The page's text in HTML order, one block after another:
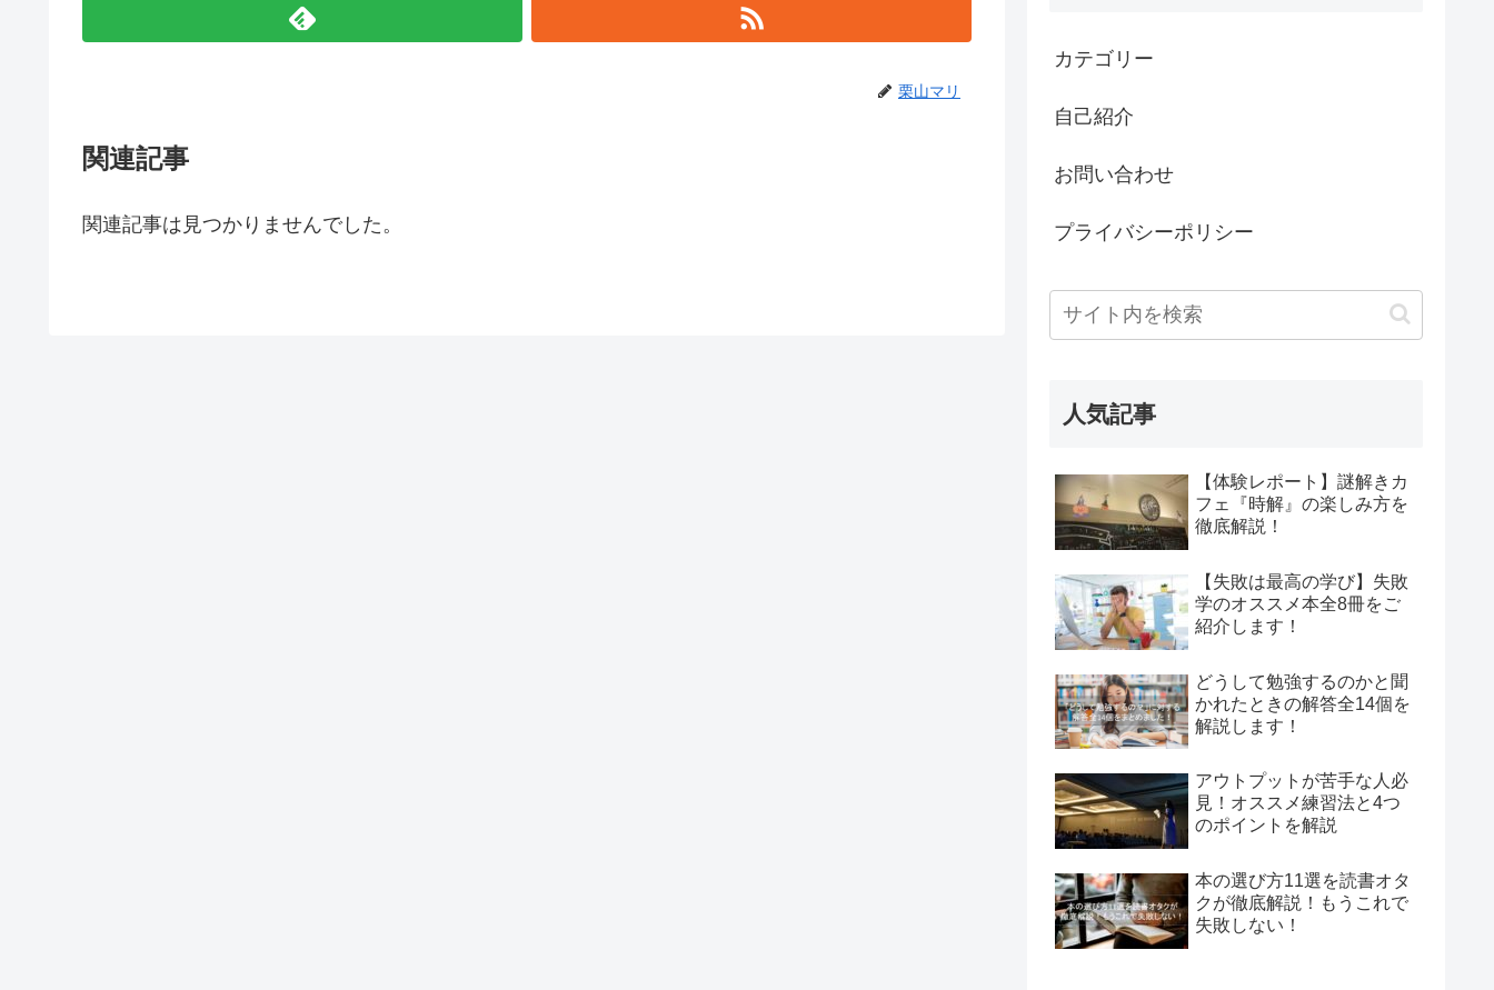
栗山マリ
関連記事
関連記事は見つかりませんでした。
カテゴリー
自己紹介
お問い合わせ
プライバシーポリシー
人気記事
【体験レポート】謎解きカ
フェ『時解』の楽しみ方を
徹底解説！
【失敗は最高の学び】失敗
学のオススメ本全8冊をご
紹介します！
どうして勉強するのかと聞
かれたときの解答全14個を
解説します！
アウトプットが苦手な人必
見！オススメ練習法と4つ
のポイントを解説
本の選び方11選を読書オタ
クが徹底解説！もうこれで
失敗しない！